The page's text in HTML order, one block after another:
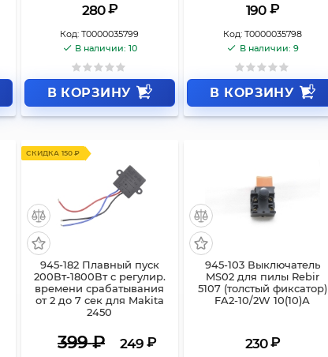
280 ₽
Код: Т0000035799
В наличии: 10
В КОРЗИНУ
190 ₽
Код: Т0000035798
В наличии: 9
В КОРЗИНУ
945-182 Плавный пуск
200Вт-1800Вт с регулир.
времени срабатывания
от 2 до 7 сек для Makita
2450
399₽ 249 ₽
945-103 Выключатель
MS02 для пилы Rebir
5107 (толстый фиксатор)
FA2-10/2W 10(10)А
230 ₽